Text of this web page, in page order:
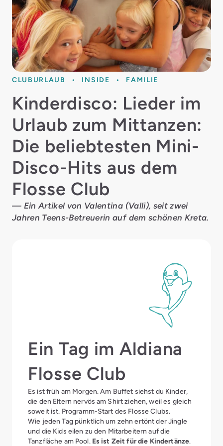
CLUBURLAUB INSIDE FAMILIE
Kinderdisco: Lieder im
Urlaub zum Mittanzen:
Die beliebtesten Mini-
Disco-Hits aus dem
Flosse Club
— Ein Artikel von Valentina (Valli), seit zwei
Jahren Teens-Betreuerin auf dem schönen Kreta.
Ein Tag im Aldiana
Flosse Club
Es ist früh am Morgen. Am Buffet siehst du Kinder,
die den Eltern nervös am Shirt ziehen, weil es gleich
soweit ist. Programm-Start des Flosse Clubs.
Wie jeden Tag pünktlich um zehn ertönt der Jingle
und die Kids eilen zu den Mitarbeitern auf die
Tanzfläche am Pool. Es ist Zeit für die Kindertänze.